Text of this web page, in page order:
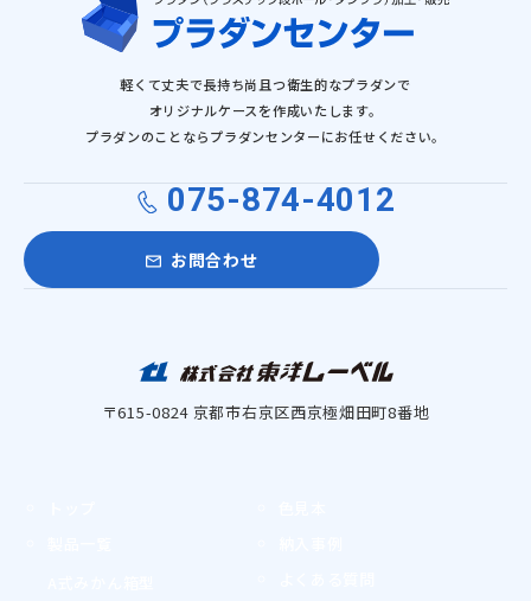
軽くて丈夫で長持ち尚且つ衛生的なプラダンで
オリジナルケースを作成いたします。
プラダンのことならプラダンセンターにお任せください。
075-874-4012
お問合わせ
〒615-0824 京都市右京区西京極畑田町8番地